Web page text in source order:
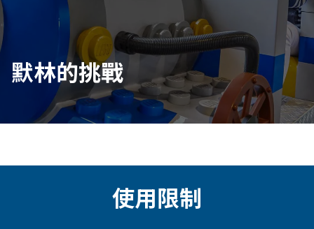
默林的挑戰
使用限制